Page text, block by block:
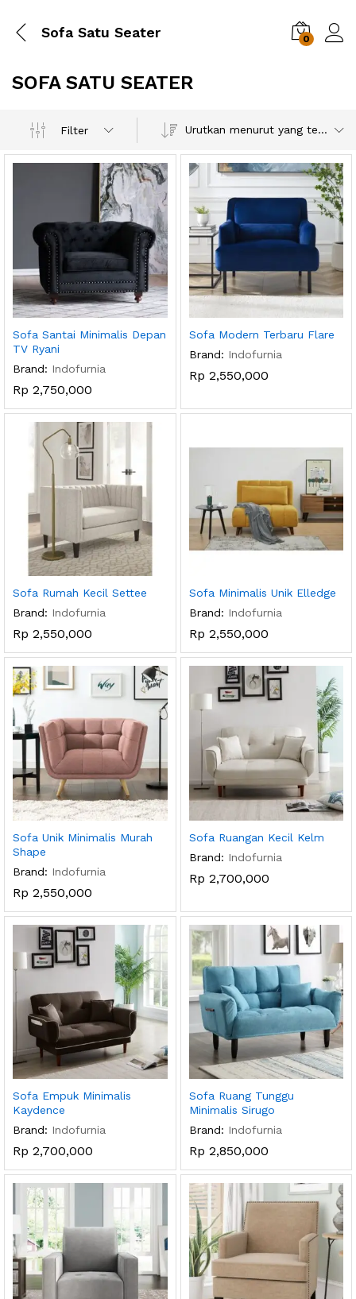
Sofa Satu Seater 0
SOFA SATU SEATER
Filter Urutkan menurut yang terbaru
Sofa Santai Minimalis Depan
TV Ryani
Brand: Indofurnia
Rp 2,750,000
Sofa Modern Terbaru Flare
Brand: Indofurnia
Rp 2,550,000
Sofa Rumah Kecil Settee
Brand: Indofurnia
Rp 2,550,000
Sofa Minimalis Unik Elledge
Brand: Indofurnia
Rp 2,550,000
Sofa Unik Minimalis Murah
Shape
Brand: Indofurnia
Rp 2,550,000
Sofa Ruangan Kecil Kelm
Brand: Indofurnia
Rp 2,700,000
Sofa Empuk Minimalis
Kaydence
Brand: Indofurnia
Rp 2,700,000
Sofa Ruang Tunggu
Minimalis Sirugo
Brand: Indofurnia
Rp 2,850,000